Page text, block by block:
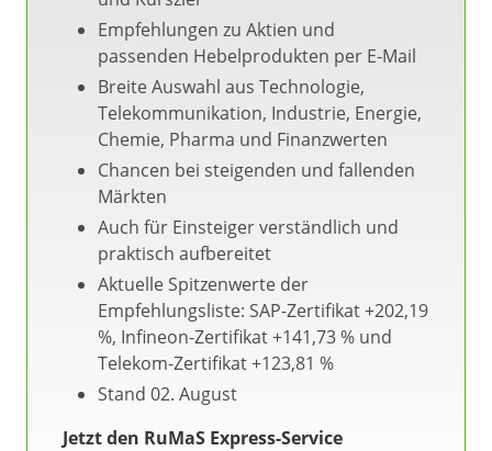
Empfehlungen zu Aktien und
passenden Hebelprodukten per E-Mail
Breite Auswahl aus Technologie,
Telekommunikation, Industrie, Energie,
Chemie, Pharma und Finanzwerten
Chancen bei steigenden und fallenden
Märkten
Auch für Einsteiger verständlich und
praktisch aufbereitet
Aktuelle Spitzenwerte der
Empfehlungsliste: SAP-Zertifikat +202,19
%, Infineon-Zertifikat +141,73 % und
Telekom-Zertifikat +123,81 %
Stand 02. August
Jetzt den RuMaS Express-Service